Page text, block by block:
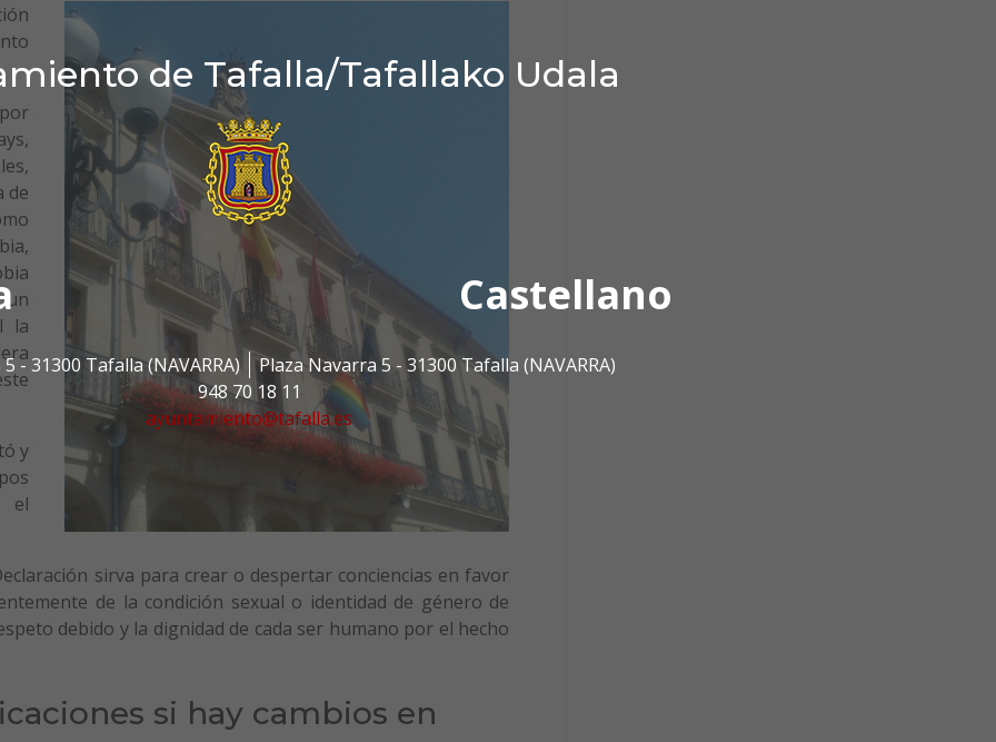
de Tafalla/Tafallako Udala
Castellano
- 31300 Tafalla (NAVARRA)
Plaza Navarra 5 - 31300 Tafalla (NAVARRA)
948 70 18 11
ayuntamiento@tafalla.es
de
un
la
y
el
sirva para crear o despertar conciencias en favor
de la condición sexual o identidad de género de
debido y la dignidad de cada ser humano por el hecho
si hay cambios en